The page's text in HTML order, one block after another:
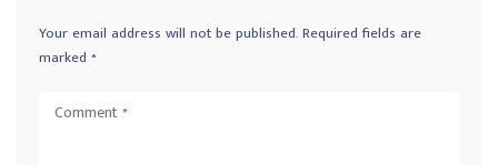
Your email address will not be published.Required fields are
marked *